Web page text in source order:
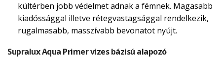
kültérben jobb védelmet adnak a fémnek. Magasabb
kiadóssággal illetve rétegvastagsággal rendelkezik,
rugalmasabb, masszívabb bevonatot nyújt.
Supralux Aqua Primer vizes bázisú alapozó